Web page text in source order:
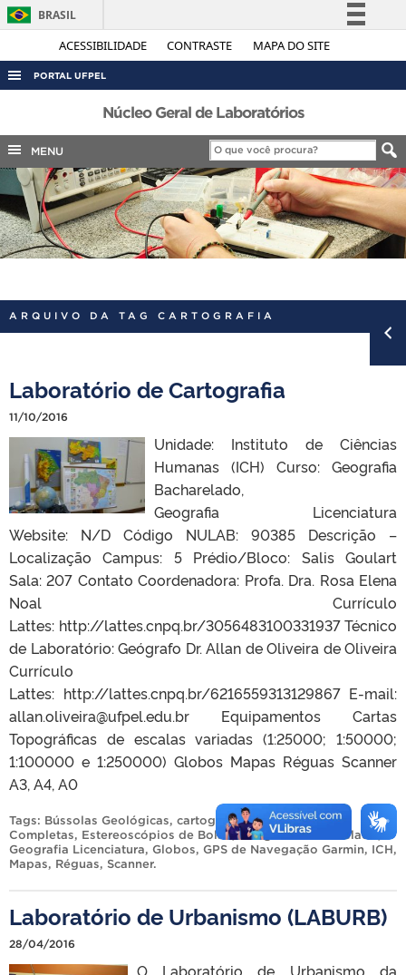
ACESSIBILIDADE CONTRASTE MAPA DO SITE
BRASIL
Simplifique!
Legislação
Canais
PORTAL UFPEL
ACESSO À INFORMAÇÃO
AUDITORIA
COBALTO
CONCURSOS
EDITAIS
INTERNACIONAL
PORTARIAS
Núcleo Geral de Laboratórios
MENU
ARQUIVO DA TAG CARTOGRAFIA
Laboratório de Cartografia
11/10/2016
Unidade: Instituto de Ciências
Humanas (ICH) Curso: Geografia
Bacharelado,
Geografia Licenciatura
Website: N/D Código NULAB: 90385 Descrição –
Localização Campus: 5 Prédio/Bloco: Salis Goulart
Sala: 207 Contato Coordenadora: Profa. Dra. Rosa Elena
Noal Currículo
Lattes: http://lattes.cnpq.br/3056483100331937 Técnico
de Laboratório: Geógrafo Dr. Allan de Oliveira de Oliveira
Currículo
Lattes: http://lattes.cnpq.br/6216559313129867 E-mail:
allan.oliveira@ufpel.edu.br Equipamentos Cartas
Topográficas de escalas variadas (1:25000; 1:50000;
1:100000 e 1:250000) Globos Mapas Réguas Scanner
A3, A4, A0
Tags: Bússolas Geológicas, cartografia,Estações Totais
Completas, Estereoscópios de Bolso,Geografia Bacharelado,
Geografia Licenciatura, Globos, GPS de Navegação Garmin, ICH,
Mapas, Réguas, Scanner.
Laboratório de Urbanismo (LABURB)
28/04/2016
O Laboratório de Urbanismo da